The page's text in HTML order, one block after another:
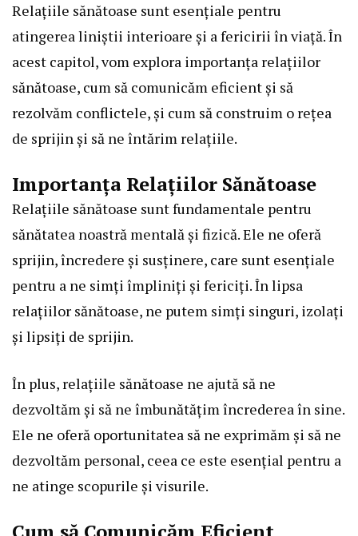
Relațiile sănătoase sunt esențiale pentru
atingerea liniștii interioare și a fericirii în viață. În
acest capitol, vom explora importanța relațiilor
sănătoase, cum să comunicăm eficient și să
rezolvăm conflictele, și cum să construim o rețea
de sprijin și să ne întărim relațiile.
Importanța Relațiilor Sănătoase
Relațiile sănătoase sunt fundamentale pentru
sănătatea noastră mentală și fizică. Ele ne oferă
sprijin, încredere și susținere, care sunt esențiale
pentru a ne simți împliniți și fericiți. În lipsa
relațiilor sănătoase, ne putem simți singuri, izolați
și lipsiți de sprijin.
În plus, relațiile sănătoase ne ajută să ne
dezvoltăm și să ne îmbunătățim încrederea în sine.
Ele ne oferă oportunitatea să ne exprimăm și să ne
dezvoltăm personal, ceea ce este esențial pentru a
ne atinge scopurile și visurile.